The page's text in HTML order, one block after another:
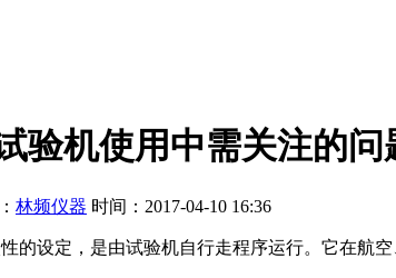
验机使用中需关注的问
林频仪器 时间：2017-04-10 16:36
的设定，是由试验机自行走程序运行。它在航